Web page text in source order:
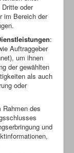
oder
im Bereich der
:
Auftraggeber
um ihnen
der gewählten
als auch
oder
Rahmen des
und